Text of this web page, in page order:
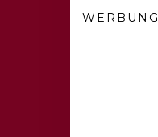
WERBUNG